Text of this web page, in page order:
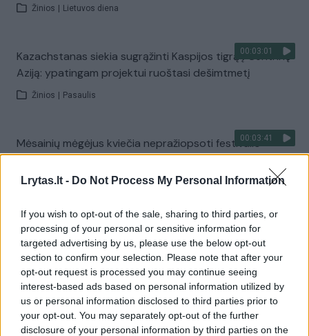
Lrytas.lt - Do Not Process My Personal Information
If you wish to opt-out of the sale, sharing to third parties, or
processing of your personal or sensitive information for
targeted advertising by us, please use the below opt-out
section to confirm your selection. Please note that after your
opt-out request is processed you may continue seeing
interest-based ads based on personal information utilized by
us or personal information disclosed to third parties prior to
your opt-out. You may separately opt-out of the further
disclosure of your personal information by third parties on the
Žinios Lietuvos diena
00:03:01
Kazachstanas siekia sugrąžinti Kaspijos tigrą į Centrinę
Aziją: ypatingam projektui ruoštasi dešimtmetį
Žinios Pasaulis
00:03:41
Mėsainių mėgėjus kviečia nepražiopsoti festivalio
Vilniuje: atskleidė populiariausią paruošimo būdą
Žinios | Lietuvos diena
Visi įrašai
Žiūrimiausi įrašai